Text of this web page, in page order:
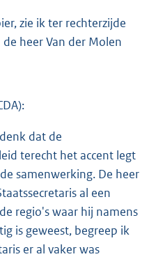
zie ik ter rechterzijde
heer Van der Molen
dat de
terecht het accent legt
samenwerking. De heer
al een
regio's waar hij namens
is geweest, begreep ik
er al vaker was